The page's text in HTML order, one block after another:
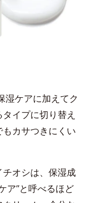
湿ケアに加えてク
イプに切り替え
カサつきにくい
オシは、保湿成
ア”と呼べるほど